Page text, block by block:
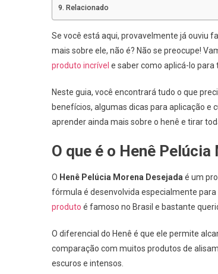
Relacionado
Se você está aqui, provavelmente já ouviu
mais sobre ele, não é? Não se preocupe!
produto incrível e saber como aplicá-lo para
Neste guia, você encontrará tudo o que
benefícios, algumas dicas para aplicação e
aprender ainda mais sobre o henê e tirar
O que é o Henê
O Henê Pelúcia Morena Desejada é um
fórmula é desenvolvida especialmente
produto é famoso no Brasil e bastante
O diferencial do Henê é que ele permite
comparação com muitos produtos de
escuros e intensos.